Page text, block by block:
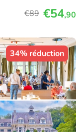
€89 €54,90
34% réduction